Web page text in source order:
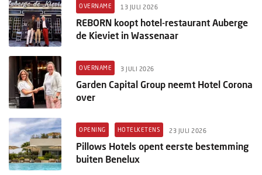
OVERNAME 13 JULI 2026
REBORN koopt hotel-restaurant Auberge
de Kieviet in Wassenaar
OVERNAME 3 JULI 2026
Garden Capital Group neemt Hotel Corona
over
OPENING HOTELKETENS 23 JULI 2026
Pillows Hotels opent eerste bestemming
buiten Benelux